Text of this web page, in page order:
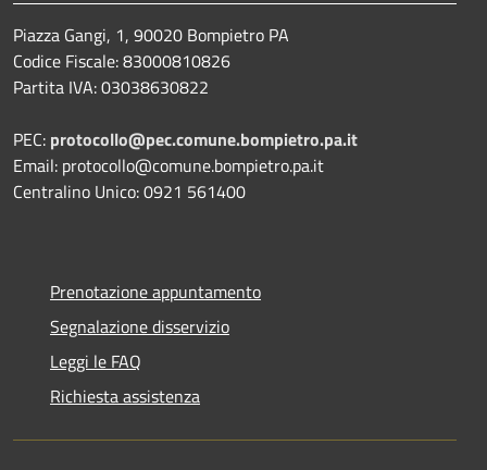
Piazza Gangi, 1, 90020 Bompietro PA
Codice Fiscale: 83000810826
Partita IVA: 03038630822
PEC: protocollo@pec.comune.bompietro.pa.it
Email: protocollo@comune.bompietro.pa.it
Centralino Unico: 0921 561400
Prenotazione appuntamento
Segnalazione disservizio
Leggi le FAQ
Richiesta assistenza